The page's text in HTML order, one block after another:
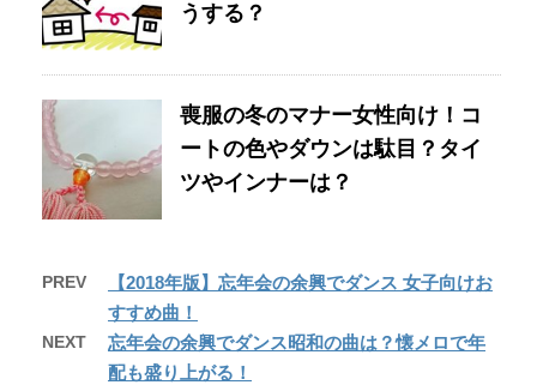
うする？
喪服の冬のマナー女性向け！コ
ートの色やダウンは駄目？タイ
ツやインナーは？
PREV
【2018年版】忘年会の余興でダンス 女子向けお
すすめ曲！
NEXT
忘年会の余興でダンス昭和の曲は？懐メロで年
配も盛り上がる！